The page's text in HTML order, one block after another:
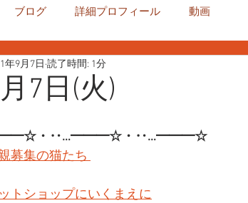
ブログ 詳細プロフィール 動画
7日(火)
年9月7日 読了時間: 1分
・‥…━━━☆・‥…━━━☆
募集の猫たち
トショップにいくまえに